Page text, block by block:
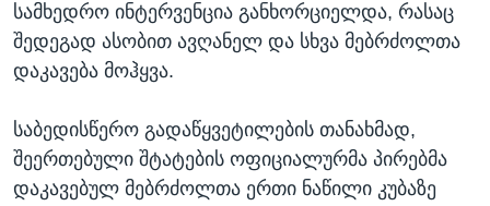
სამხედრო ინტერვენცია განხორციელდა, რასაც
შედეგად ასობით ავღანელ და სხვა მებრძოლთა
დაკავება მოჰყვა.
საბედისწერო გადაწყვეტილების თანახმად,
შეერთებული შტატების ოფიციალურმა პირებმა
დაკავებულ მებრძოლთა ერთი ნაწილი კუბაზე